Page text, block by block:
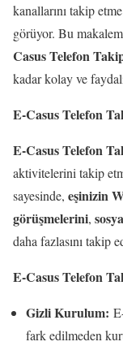
kanallarını takip
görüyor. Bu
Casus Telefon
kadar kolay ve
E-Casus Telefon
E-Casus Telefon
aktivitelerini takip
sayesinde, eşinizin
görüşmelerini,
daha fazlasını takip
E-Casus Telefon
Gizli Kurulum:
fark edilmeden